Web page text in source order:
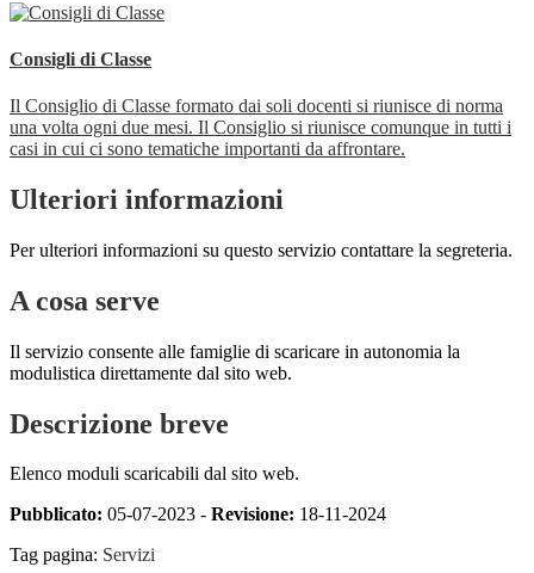
Consigli di Classe
Il Consiglio di Classe formato dai soli docenti si riunisce di norma
una volta ogni due mesi. Il Consiglio si riunisce comunque in tutti i
casi in cui ci sono tematiche importanti da affrontare.
Ulteriori informazioni
Per ulteriori informazioni su questo servizio contattare la segreteria.
A cosa serve
Il servizio consente alle famiglie di scaricare in autonomia la
modulistica direttamente dal sito web.
Descrizione breve
Elenco moduli scaricabili dal sito web.
Pubblicato: 05-07-2023 - Revisione: 18-11-2024
Tag pagina: Servizi